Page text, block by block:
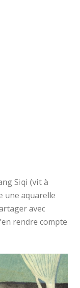
Siqi (vit à
une aquarelle
avec
rendre compte